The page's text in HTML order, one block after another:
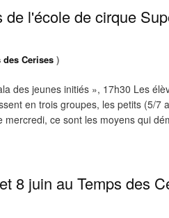
de l'école de cirque
des Cerises )
des jeunes initiés », 17h30 Les
en trois groupes, les petits (5/7
mercredi, ce sont les moyens qui
8 juin au Temps des